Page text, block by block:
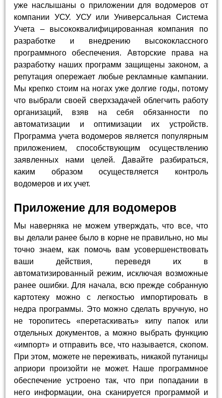
уже наслышаны о приложении для водомеров от
компании УСУ. УСУ или Универсальная Система
Учета – высококвалифицированная компания по
разработке и внедрению высококлассного
программного обеспечения. Авторские права на
разработку наших программ защищены законом, а
репутация опережает любые рекламные кампании.
Мы крепко стоим на ногах уже долгие годы, потому
что выбрали своей сверхзадачей облегчить работу
организаций, взяв на себя обязанности по
автоматизации и оптимизации их устройств.
Программа учета водомеров является популярным
приложением, способствующим осуществлению
заявленных нами целей. Давайте разбираться,
каким образом осуществляется контроль
водомеров и их учет.
Приложение для водомеров
Мы наверняка не можем утверждать, что все, что
вы делали ранее было в корне не правильно, но мы
точно знаем, как помочь вам усовершенствовать
ваши действия, переведя их в
автоматизированный режим, исключая возможные
ранее ошибки. Для начала, всю прежде собранную
картотеку можно с легкостью импортировать в
недра программы. Это можно сделать вручную, но
не торопитесь «перетаскивать» кипу папок или
отдельных документов, а можно выбрать функцию
«импорт» и отправить все, что называется, скопом.
При этом, можете не переживать, никакой путаницы
априори произойти не может. Наше программное
обеспечение устроено так, что при попадании в
него информации, она сканируется программой и